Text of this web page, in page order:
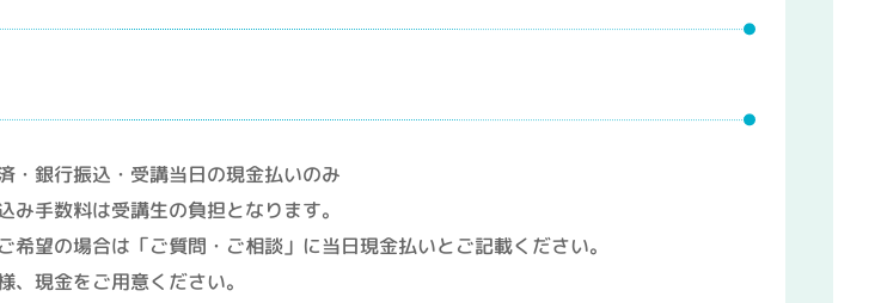
・銀行振込・受講当日の現金払いのみ
手数料は受講生の負担となります。
望の場合は「ご質問・ご相談」に当日現金払いとご記載ください。
、現金をご用意ください。